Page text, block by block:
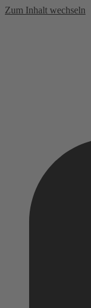
Zum Inhalt wechseln